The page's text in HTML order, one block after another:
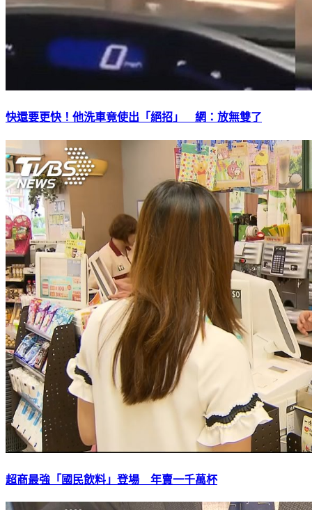
快還要更快！他洗車竟使出「絕招」 網：放無雙了
超商最強「國民飲料」登場 年賣一千萬杯